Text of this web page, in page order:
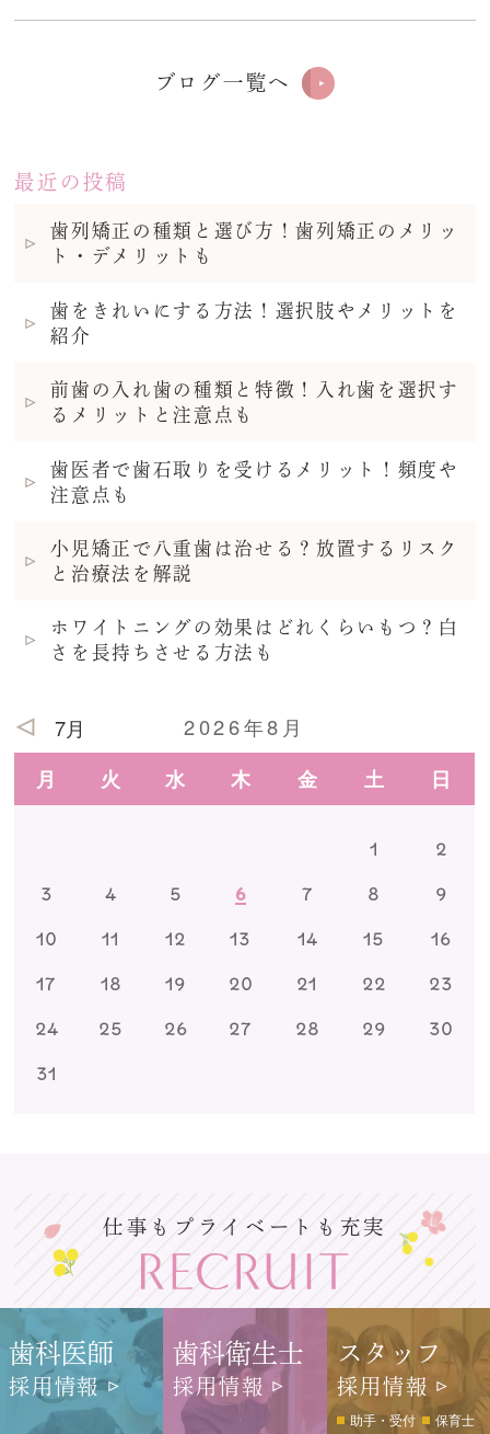
ブログ一覧へ
最近の投稿
歯列矯正の種類と選び方！歯列矯正のメリッ
ト・デメリットも
歯をきれいにする方法！選択肢やメリットを
紹介
前歯の入れ歯の種類と特徴！入れ歯を選択す
るメリットと注意点も
歯医者で歯石取りを受けるメリット！頻度や
注意点も
小児矯正で八重歯は治せる？放置するリスク
と治療法を解説
ホワイトニングの効果はどれくらいもつ？白
さを長持ちさせる方法も
2026年8月
月 火 水 木 金 土 日
7月
1
2
3
4 5 6 7 8
9
10
11 12 13 14 15
16
17
18 19 20 21 22
23
24
25 26 27 28 29
30
31
仕事もプライベートも充実
歯科医師
採用情報
歯科衛生士
採用情報
スタッフ
採用情報
助手・受付
保育士